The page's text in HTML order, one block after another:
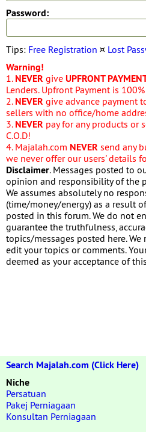
Password:
Tips: Free Registration ¤ Lost
Warning!
1. NEVER give UPFRONT
Lenders. Upfront Payment is
2. NEVER give advance payment
sellers with no office/home
3. NEVER pay for any products or
C.O.D!
4. Majalah.com NEVER send any
we never offer our users' details
Disclaimer. Messages posted to
opinion and responsibility of the
We assumes absolutely no
(time/money/energy) as a result
posted in this forum. We do not
guarantee the truthfulness,
topics/messages posted here.
edit your topics or comments.
deemed as your acceptance of
Search Majalah.com (Click Here)
Niche
Persatuan
Pakej Perniagaan
Konsultan Perniagaan